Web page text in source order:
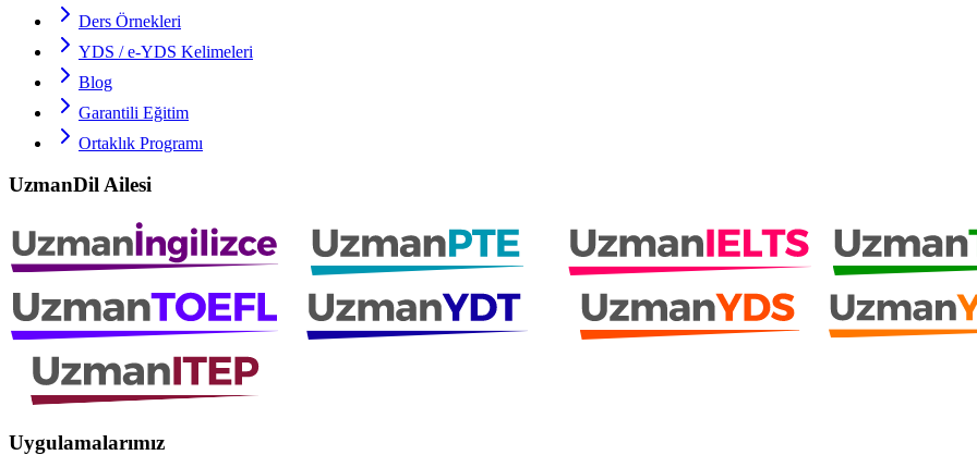
Ders Örnekleri
YDS / e-YDS Kelimeleri
Blog
Garantili Eğitim
Ortaklık Programı
UzmanDil Ailesi
Uygulamalarımız